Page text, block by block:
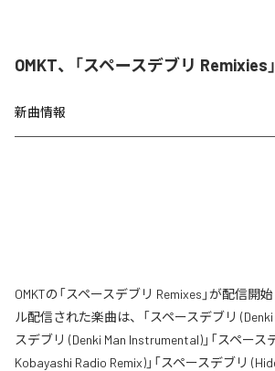
OMKT、「スペースデブリ Remixies
新曲情報
OMKTの「スペースデブリ Remixes」が配信開
ル配信された楽曲は、「スペースデブリ (Denki
スデブリ (Denki Man Instrumental)」「スペース
Kobayashi Radio Remix)」「スペースデブリ